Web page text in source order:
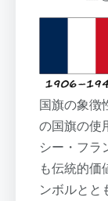
国旗の象徴
の国旗の使
シー・フラ
も伝統的価
ンボルとと